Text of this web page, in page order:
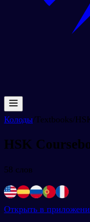
Колоды/Textbooks/
HSK
58 слов
Открыть в